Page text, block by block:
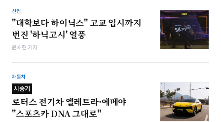
산업
"대학보다 하이닉스" 고교 입시까지
번진 '하닉고시' 열풍
윤채현 기자
자동차
시승기
로터스 전기차 엘레트라·에메야
"스포츠카 DNA 그대로"